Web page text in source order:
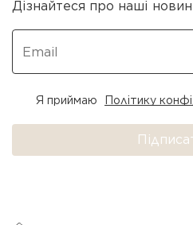
Дізнайтеся про наші
Я приймаю Політику